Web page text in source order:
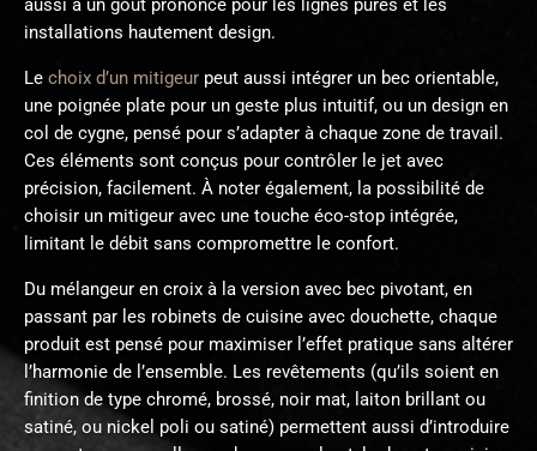
aussi à un goût prononcé pour les lignes pures et les
installations hautement design.
Le choix d’un mitigeur peut aussi intégrer un bec orientable,
une poignée plate pour un geste plus intuitif, ou un design en
col de cygne, pensé pour s’adapter à chaque zone de travail.
Ces éléments sont conçus pour contrôler le jet avec
précision, facilement. À noter également, la possibilité de
choisir un mitigeur avec une touche éco-stop intégrée,
limitant le débit sans compromettre le confort.
Du mélangeur en croix à la version avec bec pivotant, en
passant par les robinets de cuisine avec douchette, chaque
produit est pensé pour maximiser l’effet pratique sans altérer
l’harmonie de l’ensemble. Les revêtements (qu’ils soient en
finition de type chromé, brossé, noir mat, laiton brillant ou
satiné, ou nickel poli ou satiné) permettent aussi d’introduire